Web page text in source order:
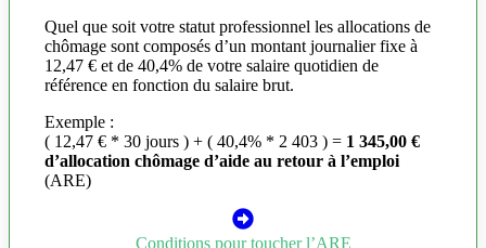
Quel que soit votre statut professionnel les allocations de
chômage sont composés d’un montant journalier fixe à
12,47 € et de 40,4% de votre salaire quotidien de
référence en fonction du salaire brut.
Exemple :
( 12,47 € * 30 jours ) + ( 40,4% * 2 403 ) = 1 345,00 €
d’allocation chômage d’aide au retour à l’emploi
(ARE)
Conditions pour toucher l’ARE